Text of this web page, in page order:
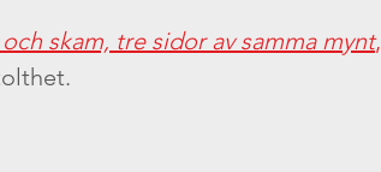
skam, tre sidor av samma mynt,